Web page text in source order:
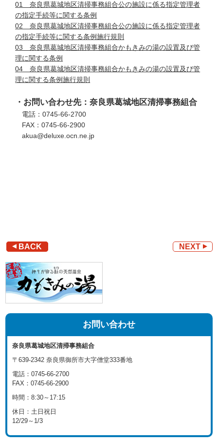
01 奈良県葛城地区清掃事務組合公の施設に係る指定管理者
の指定手続等に関する条例
02 奈良県葛城地区清掃事務組合公の施設に係る指定管理者
の指定手続等に関する条例施行規則
03 奈良県葛城地区清掃事務組合かもきみの湯の設置及び管
理に関する条例
04 奈良県葛城地区清掃事務組合かもきみの湯の設置及び管
理に関する条例施行規則
・お問い合わせ先：奈良県葛城地区清掃事務組合
電話：0745-66-2700
FAX：0745-66-2900
akua@deluxe.ocn.ne.jp
BACK NEXT
お問い合わせ
奈良県葛城地区清掃事務組合
〒639-2342奈良県御所市大字僧堂333番地
電話：0745-66-2700
FAX：0745-66-2900
時間：8:30～17:15
休日：土日祝日
12/29～1/3